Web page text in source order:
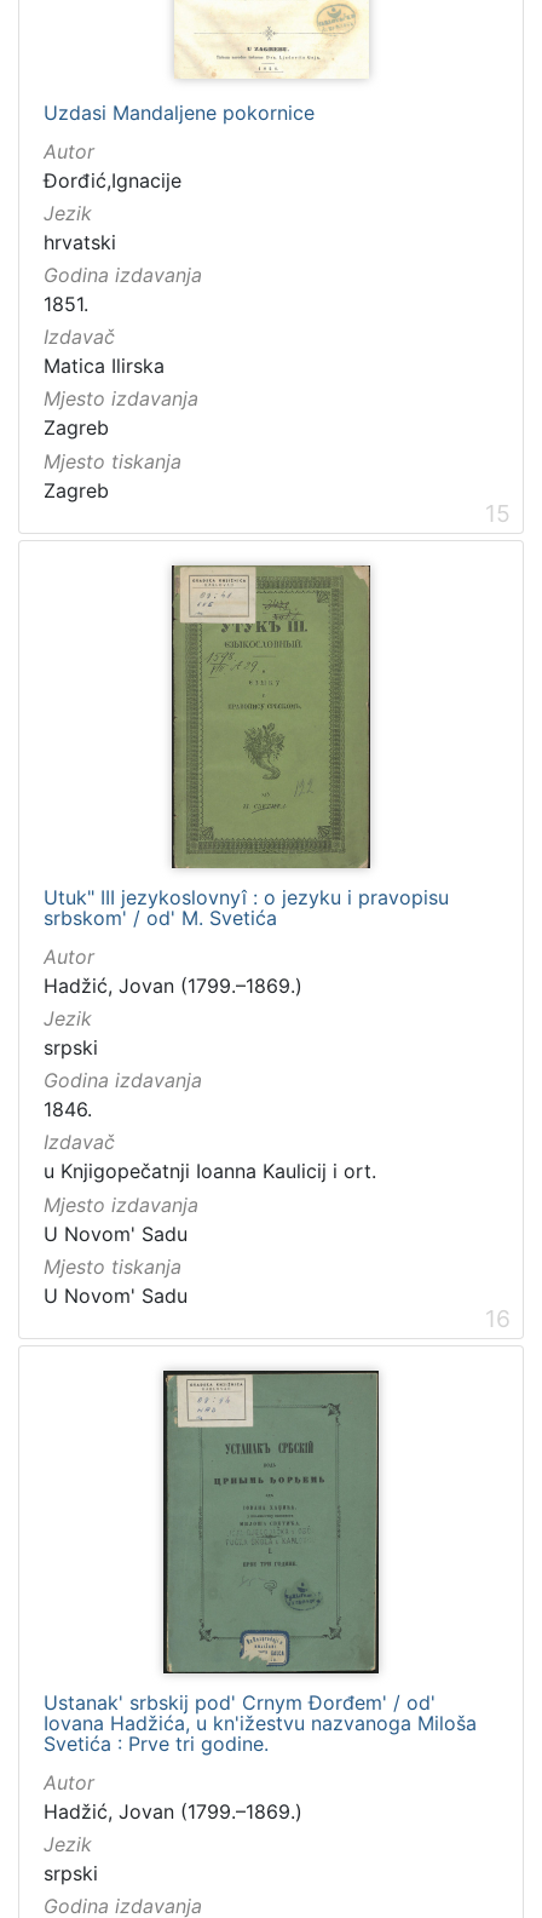
Uzdasi Mandaljene pokornice
Autor
Đorđić,Ignacije
Jezik
hrvatski
Godina izdavanja
1851.
Izdavač
Matica Ilirska
Mjesto izdavanja
Zagreb
Mjesto tiskanja
Zagreb
15
Utuk" III jezykoslovnyî : o jezyku i pravopisu
srbskom' / od' M. Svetića
Autor
Hadžić, Jovan (1799.–1869.)
Jezik
srpski
Godina izdavanja
1846.
Izdavač
u Knjigopečatnji Ioanna Kaulicij i ort.
Mjesto izdavanja
U Novom' Sadu
Mjesto tiskanja
U Novom' Sadu
16
Ustanak' srbskij pod' Crnym Đorđem' / od'
Iovana Hadžića, u kn'ižestvu nazvanoga Miloša
Svetića : Prve tri godine.
Autor
Hadžić, Jovan (1799.–1869.)
Jezik
srpski
Godina izdavanja